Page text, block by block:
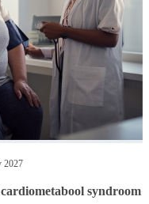
2027
syndroom